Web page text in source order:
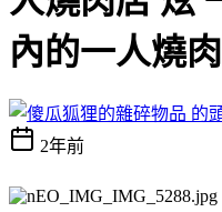
內的一人燒
2年前